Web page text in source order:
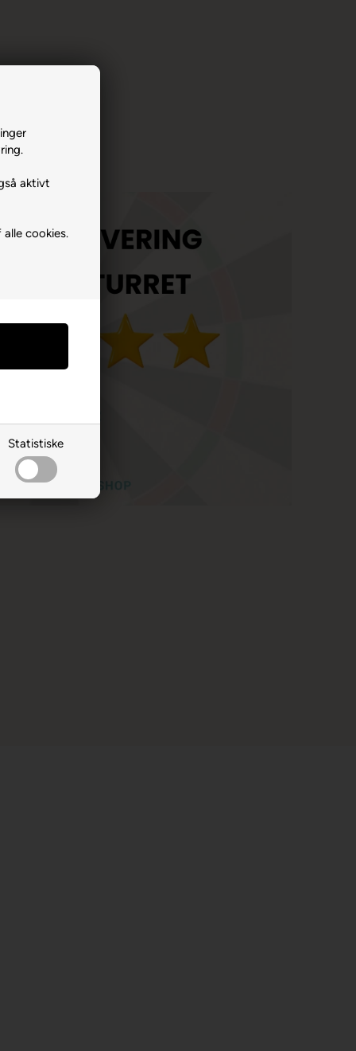
aktivt
cookies.
Statistiske